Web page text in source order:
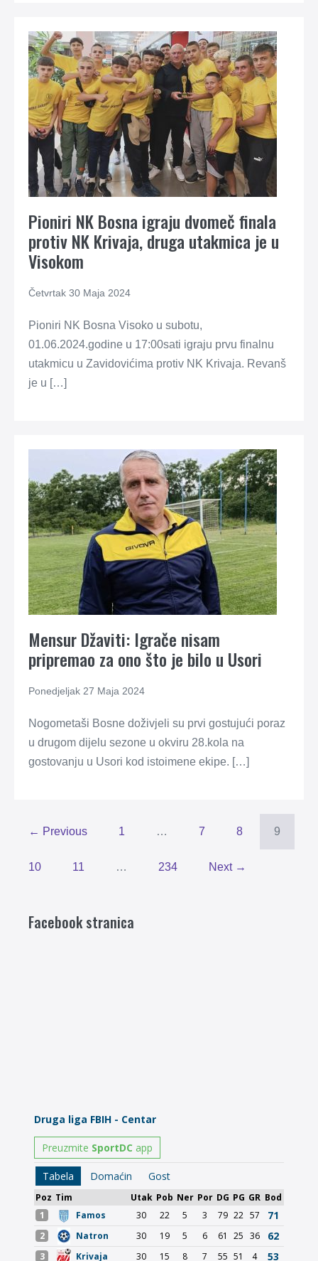
Pioniri NK Bosna igraju dvomeč finala
protiv NK Krivaja, druga utakmica je u
Visokom
Četvrtak 30 Maja 2024
Pioniri NK Bosna Visoko u subotu,
01.06.2024.godine u 17:00sati igraju prvu finalnu
utakmicu u Zavidovićima protiv NK Krivaja. Revanš
je u […]
Mensur Džaviti: Igrače nisam
pripremao za ono što je bilo u Usori
Ponedjeljak 27 Maja 2024
Nogometaši Bosne doživjeli su prvi gostujući poraz
u drugom dijelu sezone u okviru 28.kola na
gostovanju u Usori kod istoimene ekipe. […]
← Previous 1 … 7 8 9
10 11 … 234 Next →
Facebook stranica